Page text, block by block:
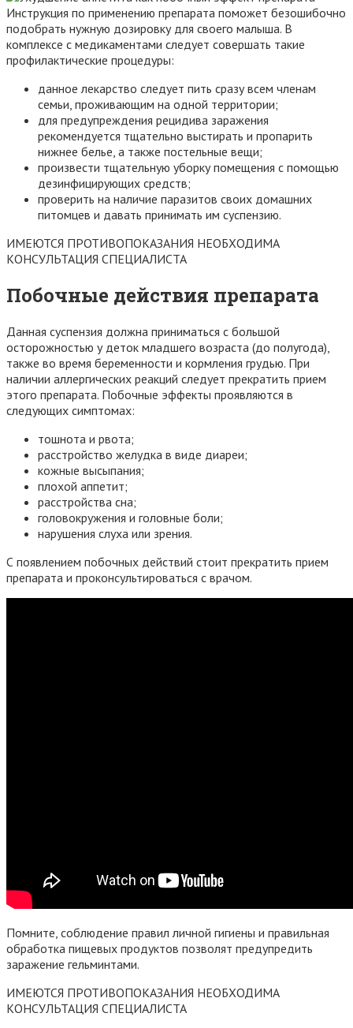
Инструкция по применению препарата поможет безошибочно
подобрать нужную дозировку для своего малыша. В
комплексе с медикаментами следует совершать такие
профилактические процедуры:
данное лекарство следует пить сразу всем членам
семьи, проживающим на одной территории;
для предупреждения рецидива заражения
рекомендуется тщательно выстирать и пропарить
нижнее белье, а также постельные вещи;
произвести тщательную уборку помещения с помощью
дезинфицирующих средств;
проверить на наличие паразитов своих домашних
питомцев и давать принимать им суспензию.
ИМЕЮТСЯ ПРОТИВОПОКАЗАНИЯ НЕОБХОДИМА
КОНСУЛЬТАЦИЯ СПЕЦИАЛИСТА
Побочные действия препарата
Данная суспензия должна приниматься с большой
осторожностью у деток младшего возраста (до полугода),
также во время беременности и кормления грудью. При
наличии аллергических реакций следует прекратить прием
этого препарата. Побочные эффекты проявляются в
следующих симптомах:
тошнота и рвота;
расстройство желудка в виде диареи;
кожные высыпания;
плохой аппетит;
расстройства сна;
головокружения и головные боли;
нарушения слуха или зрения.
С появлением побочных действий стоит прекратить прием
препарата и проконсультироваться с врачом.
Помните, соблюдение правил личной гигиены и правильная
обработка пищевых продуктов позволят предупредить
заражение гельминтами.
ИМЕЮТСЯ ПРОТИВОПОКАЗАНИЯ НЕОБХОДИМА
КОНСУЛЬТАЦИЯ СПЕЦИАЛИСТА